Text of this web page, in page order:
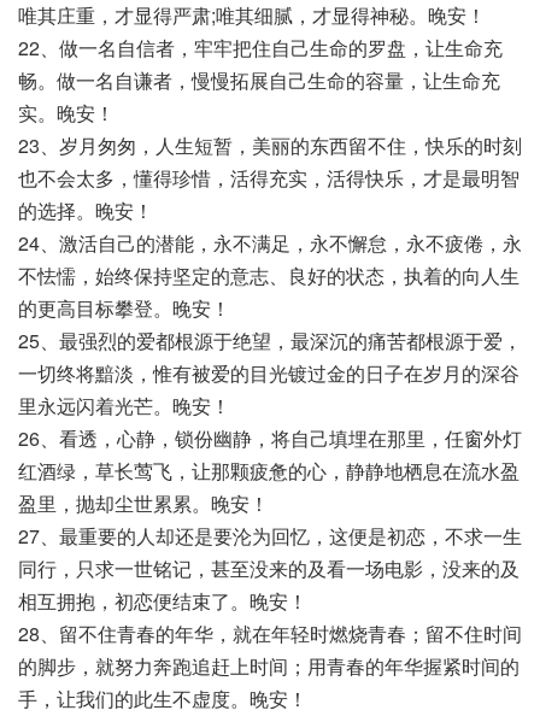
唯其庄重，才显得严肃;唯其细腻，才显得神秘。晚安！
22、做一名自信者，牢牢把住自己生命的罗盘，让生命充
畅。做一名自谦者，慢慢拓展自己生命的容量，让生命充
实。晚安！
23、岁月匆匆，人生短暂，美丽的东西留不住，快乐的时刻
也不会太多，懂得珍惜，活得充实，活得快乐，才是最明智
的选择。晚安！
24、激活自己的潜能，永不满足，永不懈怠，永不疲倦，永
不怯懦，始终保持坚定的意志、良好的状态，执着的向人生
的更高目标攀登。晚安！
25、最强烈的爱都根源于绝望，最深沉的痛苦都根源于爱，
一切终将黯淡，惟有被爱的目光镀过金的日子在岁月的深谷
里永远闪着光芒。晚安！
26、看透，心静，锁份幽静，将自己填埋在那里，任窗外灯
红酒绿，草长莺飞，让那颗疲惫的心，静静地栖息在流水盈
盈里，抛却尘世累累。晚安！
27、最重要的人却还是要沦为回忆，这便是初恋，不求一生
同行，只求一世铭记，甚至没来的及看一场电影，没来的及
相互拥抱，初恋便结束了。晚安！
28、留不住青春的年华，就在年轻时燃烧青春；留不住时间
的脚步，就努力奔跑追赶上时间；用青春的年华握紧时间的
手，让我们的此生不虚度。晚安！